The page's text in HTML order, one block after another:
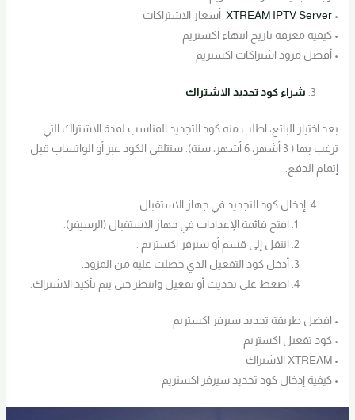
•
XTREAM IPTV Server
أسعار الاشتراكات
• كيفية معرفة تاريخ انتهاء اكستريم
• أفضل مزود اشتراكات اكستريم
شراء كود تجديد الاشتراك
بعد اختيار البائع، اطلب منه كود التجديد المناسب لمدة الاشتراك التي
ترغب بها ( 3 أشهر، 6 أشهر، سنة). ستتلقى الكود عبر أو الواتساب قبل
إتمام الدفع.
إدخال كود التجديد في جهاز الاستقبال
افتح قائمة الإعدادات في جهاز الاستقبال (الرسيفر).
انتقل إلى قسم أو سيرفر اكستريم .
أدخل كود التفعيل الذي حصلت عليه من المزود.
اضغط على تحديث أو تفعيل وانتظر حتى يتم تأكيد الاشتراك.
• افضل طريقة تجديد سيرفر اكستريم
• كود تفعيل اكستريم
• XTREAM الاشتراك
• كيفية إدخال كود تجديد سيرفر اكستريم